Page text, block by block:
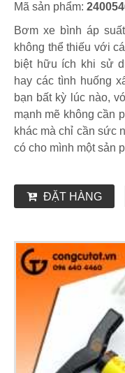
Mã sản phẩm:
Bơm xe bình áp
không thể thiếu với
biệt hữu ích khi sử
hay các tình huống
bạn bất kỳ lúc nào,
mạnh mẽ không cần
khác mà chỉ cần sức
có cho mình một sản
ĐẶT HÀNG